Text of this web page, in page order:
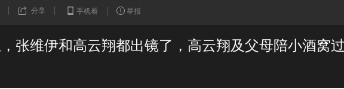
分享 手机看 举报